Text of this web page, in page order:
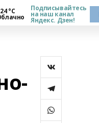
°С Подписывайтесь
на наш канал
Яндекс. Дзен!